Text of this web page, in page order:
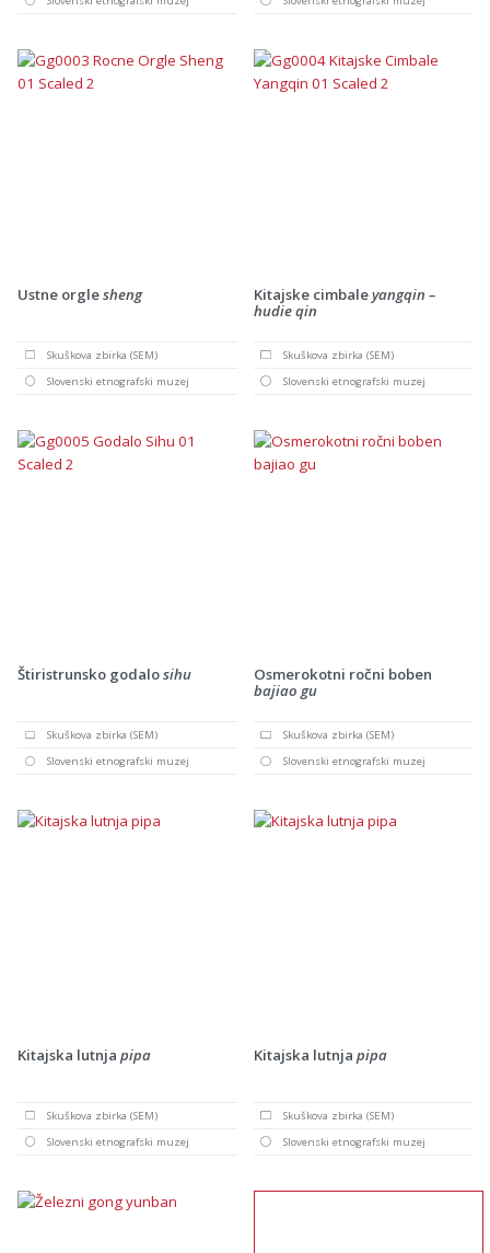
Ustne orglesheng
Skuškova zbirka (SEM)
Slovenski etnografski muzej
Kitajske cimbaleyangqin –
hudie qin
Skuškova zbirka (SEM)
Slovenski etnografski muzej
Štiristrunsko godalosihu
Skuškova zbirka (SEM)
Slovenski etnografski muzej
Osmerokotni ročni boben
bajiao gu
Skuškova zbirka (SEM)
Slovenski etnografski muzej
Kitajska lutnja pipa
Skuškova zbirka (SEM)
Slovenski etnografski muzej
Kitajska lutnja pipa
Skuškova zbirka (SEM)
Slovenski etnografski muzej